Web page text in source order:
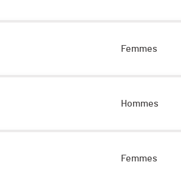
Femmes
Hommes
Femmes